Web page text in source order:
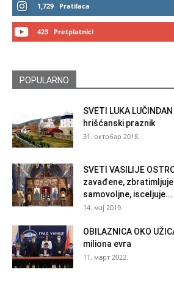
1,729 Pratilaca
423 Pretplatnici
POPULARNO
SVETI LUKA
hrišćanski praznik
31. октобар 2018.
SVETI VASILIJE
zavađene,
samovoljne, isceljuje...
14. мај 2019.
OBILAZNICA OKO
miliona evra
11. март 2022.